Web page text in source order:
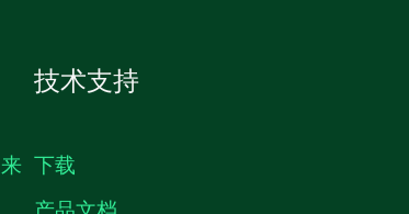
技术支持
下载
产品文档